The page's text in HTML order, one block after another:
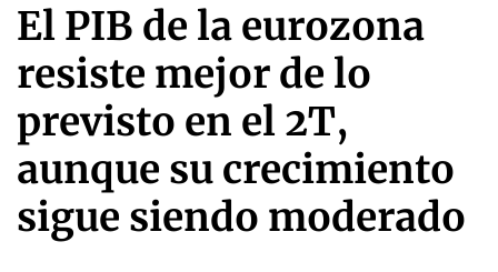
El PIB de la eurozona
resiste mejor de lo
previsto en el 2T,
aunque su crecimiento
sigue siendo moderado